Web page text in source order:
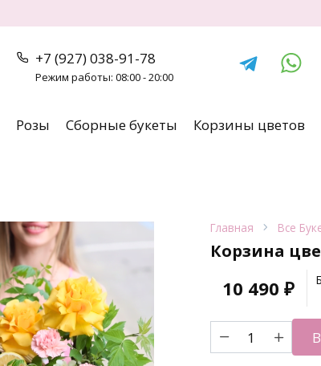
+7 (927) 038-91-78
Режим работы: 08:00 - 20:00
Розы Сборные букеты Корзины цветов
Главная Все
Корзина
10 490 ₽
Количество
товара